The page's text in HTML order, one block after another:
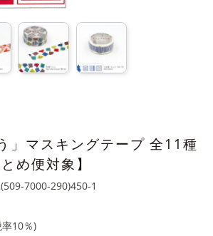
」マスキングテープ 全11種
め便対象】
7000-290)450-1
率10％)